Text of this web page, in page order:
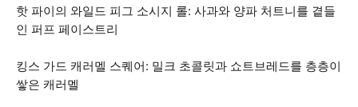
핫 파이의 와일드 피그 소시지 롤: 사과와 양파 처트니를 곁들
인 퍼프 페이스트리
킹스 가드 캐러멜 스퀘어: 밀크 초콜릿과 쇼트브레드를 층층이
쌓은 캐러멜